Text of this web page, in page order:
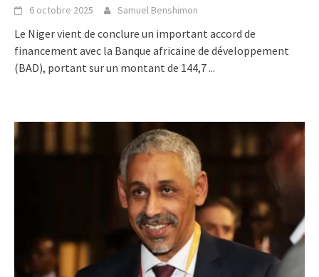
6 octobre 2025 Samuel Benshimon
Le Niger vient de conclure un important accord de
financement avec la Banque africaine de développement
(BAD), portant sur un montant de 144,7...